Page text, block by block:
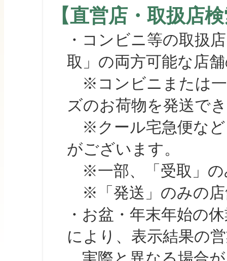
【直営店・取扱店
・コンビニ等の取扱
取」の両方可能な店
※コンビニまたは一
ズのお荷物を発送で
※クール宅急便など
がございます。
※一部、「受取」の
※「発送」のみの店
・お盆・年末年始の
により、表示結果の